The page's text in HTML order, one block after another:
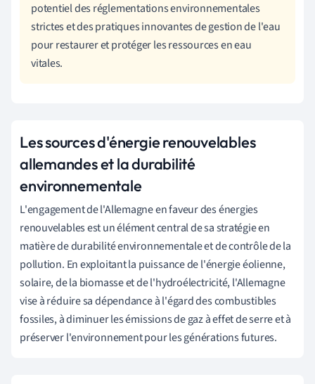
potentiel des réglementations environnementales
strictes et des pratiques innovantes de gestion de l'eau
pour restaurer et protéger les ressources en eau
vitales.
Les sources d'énergie renouvelables
allemandes et la durabilité
environnementale
L'engagement de l'Allemagne en faveur des énergies
renouvelables est un élément central de sa stratégie en
matière de durabilité environnementale et de contrôle de la
pollution. En exploitant la puissance de l'énergie éolienne,
solaire, de la biomasse et de l'hydroélectricité, l'Allemagne
vise à réduire sa dépendance à l'égard des combustibles
fossiles, à diminuer les émissions de gaz à effet de serre et à
préserver l'environnement pour les générations futures.